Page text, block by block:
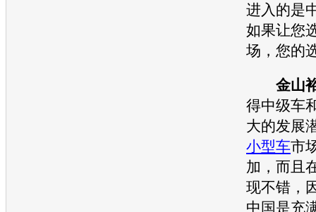
进入的是
如果让您
场，您的
金山
得中级车
大的发展
小型车市
加，而且
现不错，
中国是充